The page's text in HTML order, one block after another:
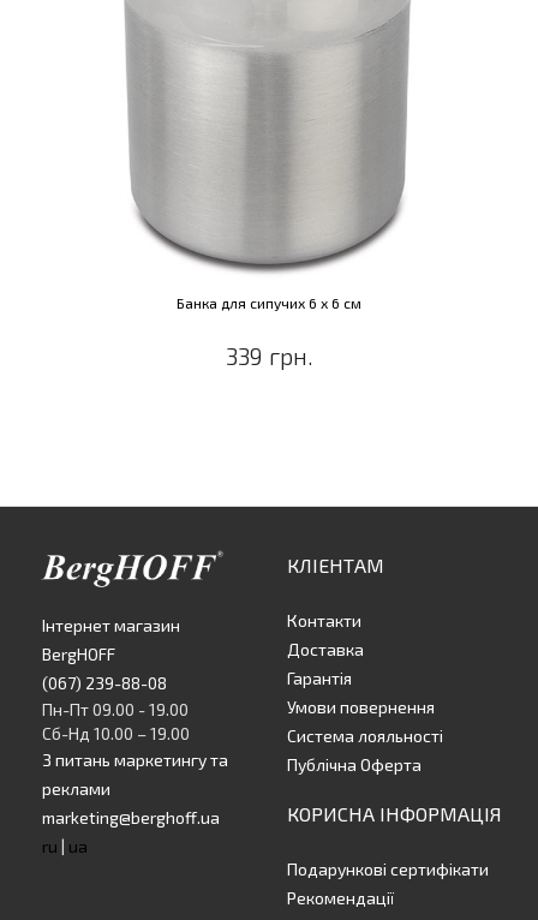
Банка для сипучих 6 х 6 см
339 грн.
Інтернет магазин
BergHOFF
(067) 239-88-08
Пн-Пт 09.00 - 19.00
Сб-Нд 10.00 – 19.00
З питань маркетингу та
реклами
marketing@berghoff.ua
ru | ua
КЛІЕНТАМ
Контакти
Доставка
Гарантія
Умови повернення
Система лояльності
Публічна Оферта
КОРИСНА ІНФОРМАЦІЯ
Подарункові сертифікати
Рекомендації